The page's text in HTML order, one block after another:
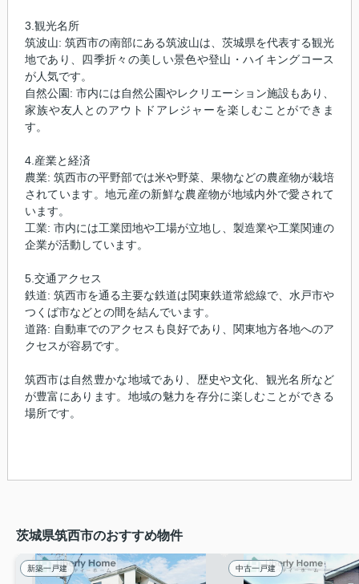
3.観光名所
筑波山: 筑西市の南部にある筑波山は、茨城県を代表する観光
地であり、四季折々の美しい景色や登山・ハイキングコース
が人気です。
自然公園: 市内には自然公園やレクリエーション施設もあり、
家族や友人とのアウトドアレジャーを楽しむことができま
す。
4.産業と経済
農業: 筑西市の平野部では米や野菜、果物などの農産物が栽培
されています。地元産の新鮮な農産物が地域内外で愛されて
います。
工業: 市内には工業団地や工場が立地し、製造業や工業関連の
企業が活動しています。
5.交通アクセス
鉄道: 筑西市を通る主要な鉄道は関東鉄道常総線で、水戸市や
つくば市などとの間を結んでいます。
道路: 自動車でのアクセスも良好であり、関東地方各地へのア
クセスが容易です。
筑西市は自然豊かな地域であり、歴史や文化、観光名所など
が豊富にあります。地域の魅力を存分に楽しむことができる
場所です。
茨城県筑西市のおすすめ物件
新築一戸建 中古一戸建